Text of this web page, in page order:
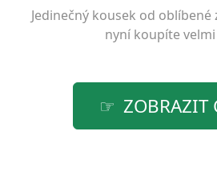
Jedinečný kousek od oblíbené
nyní koupíte velmi
ZOBRAZIT